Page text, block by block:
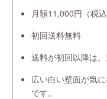
月額11,000円（税込
初回送料無料
送料が初回以降は、
広い白い壁面が気
です。